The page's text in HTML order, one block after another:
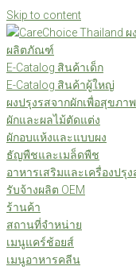
Skip to content
ผลิตภัณฑ์
E-Catalog สินค้าเด็ก
E-Catalog สินค้าผู้ใหญ่
ผงปรุงรสจากผักเพื่อสุขภาพ
ผักและผลไม้ตัดแต่ง
ผักอบแห้งและแบบผง
ธัญพืชและเมล็ดพืช
อาหารเสริมและเครื่องปรุ
รับจ้างผลิต OEM
ร้านค้า
สถานที่จำหน่าย
เมนูแคร์ช้อยส์
เมนูอาหารคลีน